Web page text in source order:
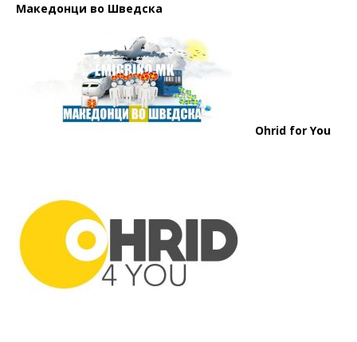
Македонци во Шведска
Ohrid for You